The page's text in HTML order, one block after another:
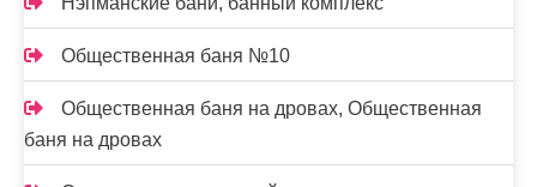
Общественная баня №10
Общественная баня на дровах, Общественная
баня на дровах